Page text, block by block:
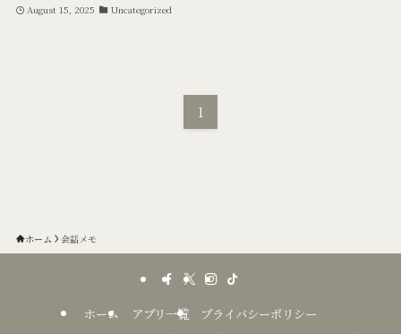
August 15, 2025 Uncategorized
1
ホーム 会話メモ
ホーム アプリ一覧
プライバシーポリシー